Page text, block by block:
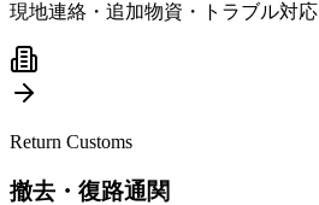
現地連絡・追加物資・トラブル対応
Return Customs
撤去・復路通関